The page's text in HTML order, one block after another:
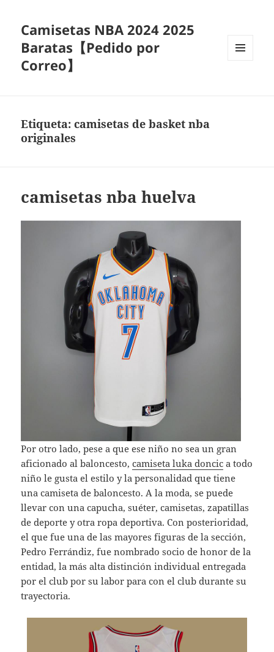
Camisetas NBA 2024 2025
Baratas【Pedido por
Correo】
Etiqueta:camisetas de basket nba
originales
camisetas nba huelva
Por otro lado, pese a que ese niño no sea un gran
aficionado al baloncesto,camiseta luka doncic a todo
niño le gusta el estilo y la personalidad que tiene
una camiseta de baloncesto. A la moda, se puede
llevar con una capucha, suéter, camisetas, zapatillas
de deporte y otra ropa deportiva. Con posterioridad,
el que fue una de las mayores figuras de la sección,
Pedro Ferrándiz, fue nombrado socio de honor de la
entidad, la más alta distinción individual entregada
por el club por su labor para con el club durante su
trayectoria.